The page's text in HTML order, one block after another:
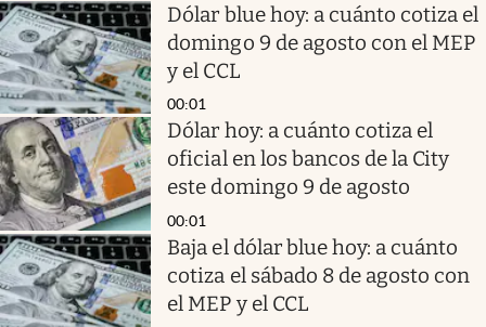
Dólar blue hoy: a cuánto cotiza el
domingo 9 de agosto con el MEP
y el CCL
00:01
Dólar hoy: a cuánto cotiza el
oficial en los bancos de la City
este domingo 9 de agosto
00:01
Baja el dólar blue hoy: a cuánto
cotiza el sábado 8 de agosto con
el MEP y el CCL